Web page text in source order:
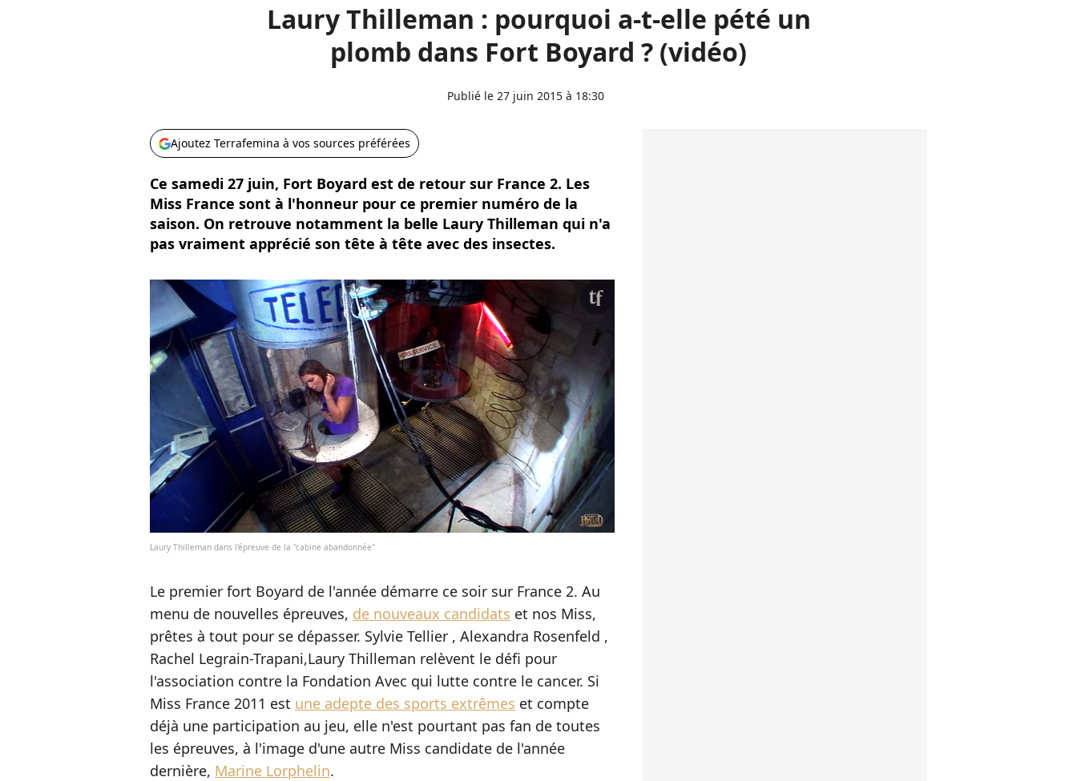
Laury Thilleman : pourquoi a-t-elle pété un
plomb dans Fort Boyard ? (vidéo)
Publié le 27 juin 2015 à 18:30
Ajoutez Terrafemina à vos sources préférées
Ce samedi 27 juin, Fort Boyard est de retour sur France 2. Les
Miss France sont à l'honneur pour ce premier numéro de la
saison. On retrouve notamment la belle Laury Thilleman qui n'a
pas vraiment apprécié son tête à tête avec des insectes.
Laury Thilleman dans l'épreuve de la "cabine abandonnée"
Le premier fort Boyard de l'année démarre ce soir sur France 2. Au
menu de nouvelles épreuves, de nouveaux candidats et nos Miss,
prêtes à tout pour se dépasser. Sylvie Tellier , Alexandra Rosenfeld ,
Rachel Legrain-Trapani,Laury Thilleman relèvent le défi pour
l'association contre la Fondation Avec qui lutte contre le cancer. Si
Miss France 2011 est une adepte des sports extrêmes et compte
déjà une participation au jeu, elle n'est pourtant pas fan de toutes
les épreuves, à l'image d'une autre Miss candidate de l'année
dernière, Marine Lorphelin.